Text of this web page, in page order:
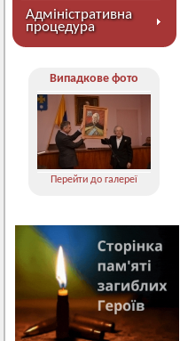
Адміністративна
процедура
Випадкове фото
Перейти до галереї